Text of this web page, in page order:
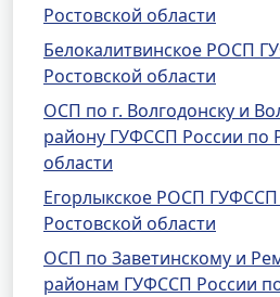
Ростовской области
Белокалитвинское РОСП
Ростовской области
ОСП по г. Волгодонску и
району ГУФССП России по
области
Егорлыкское РОСП
Ростовской области
ОСП по Заветинскому и
районам ГУФССП России